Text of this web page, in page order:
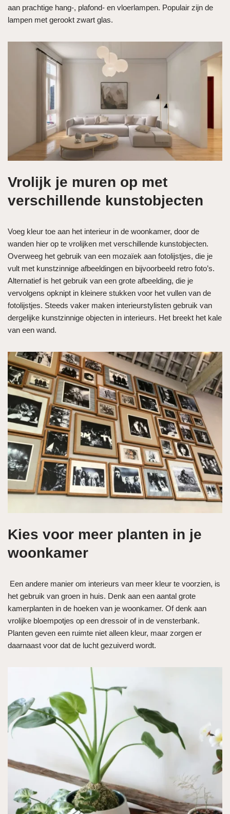
aan prachtige hang-, plafond- en vloerlampen. Populair zijn de
lampen met gerookt zwart glas.
Vrolijk je muren op met
verschillende kunstobjecten
Voeg kleur toe aan het interieur in de woonkamer, door de
wanden hier op te vrolijken met verschillende kunstobjecten.
Overweeg het gebruik van een mozaïek aan fotolijstjes, die je
vult met kunstzinnige afbeeldingen en bijvoorbeeld retro foto’s.
Alternatief is het gebruik van een grote afbeelding, die je
vervolgens opknipt in kleinere stukken voor het vullen van de
fotolijstjes. Steeds vaker maken interieurstylisten gebruik van
dergelijke kunstzinnige objecten in interieurs. Het breekt het kale
van een wand.
Kies voor meer planten in je
woonkamer
Een andere manier om interieurs van meer kleur te voorzien, is
het gebruik van groen in huis. Denk aan een aantal grote
kamerplanten in de hoeken van je woonkamer. Of denk aan
vrolijke bloempotjes op een dressoir of in de vensterbank.
Planten geven een ruimte niet alleen kleur, maar zorgen er
daarnaast voor dat de lucht gezuiverd wordt.